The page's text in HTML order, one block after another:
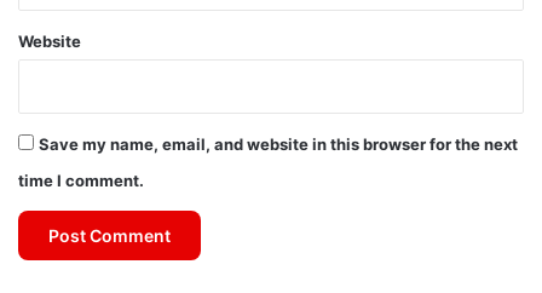
Website
Save my name, email, and website in this browser for the next
time I comment.